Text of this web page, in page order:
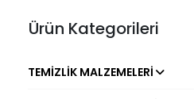
Ürün Kategorileri
TEMIZLIK MALZEMELERI